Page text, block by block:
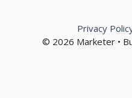
© 2026 Marketer •
Privacy